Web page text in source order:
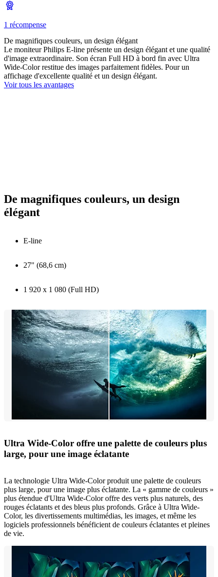
1 récompense
De magnifiques couleurs, un design élégant
Le moniteur Philips E-line présente un design élégant et une qualité
d'image extraordinaire. Son écran Full HD à bord fin avec Ultra
Wide-Color restitue des images parfaitement fidèles. Pour un
affichage d'excellente qualité et un design élégant.
Voir tous les avantages
De magnifiques couleurs, un design
élégant
E-line
27" (68,6 cm)
1 920 x 1 080 (Full HD)
Ultra Wide-Color offre une palette de couleurs plus
large, pour une image éclatante
La technologie Ultra Wide-Color produit une palette de couleurs
plus large, pour une image plus éclatante. La « gamme de couleurs »
plus étendue d'Ultra Wide-Color offre des verts plus naturels, des
rouges éclatants et des bleus plus profonds. Grâce à Ultra Wide-
Color, les divertissements multimédias, les images, et même les
logiciels professionnels bénéficient de couleurs éclatantes et pleines
de vie.